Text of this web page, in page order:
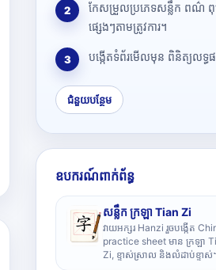
2
កែសម្រួលប្រភេទសន្លឹក ពណ៌ ពុ
ផ្សេងៗតាមត្រូវការ។
3 បង្កើតទំព័រមើលមុន ពិនិត្យលទ្ធ
ជំនួយបន្ថែម
ឧបករណ៍ពាក់ព័ន្ធ
សន្លឹក ក្រឡា Tian Zi
វាយអក្សរ Hanzi រួចបង្កើត
practice sheet មាន ក្រឡា
Zi, ខ្ទាស់ស្រាល និងលំដាប់ខ្ទាស់